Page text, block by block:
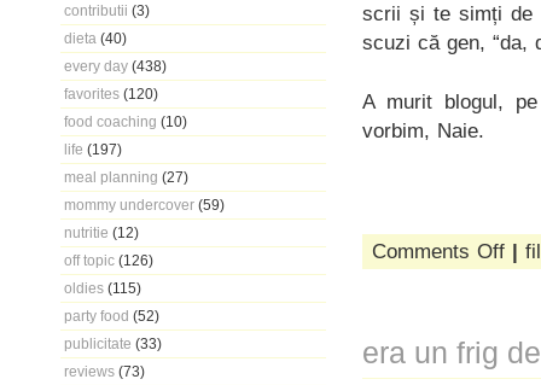
contributii (3)
dieta (40)
every day (438)
favorites (120)
food coaching (10)
life (197)
meal planning (27)
mommy undercover (59)
nutritie (12)
off topic (126)
oldies (115)
party food (52)
publicitate (33)
reviews (73)
scrii și te simți de
scuzi că gen, “da,
A murit blogul,
vorbim, Naie.
Comments Offon
we
we
don’t
|
era un frig